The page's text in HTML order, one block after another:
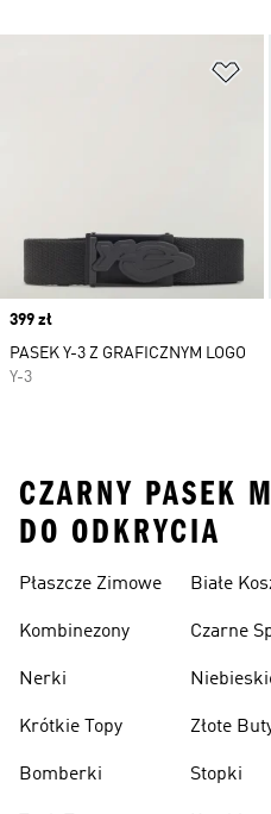
Price
399 zł
PASEK Y-3 Z GRAFICZNYM LOGO
Y-3
CZARNY PASEK
DO ODKRYCIA
Płaszcze Zimowe
Kombinezony
Nerki
Krótkie Topy
Bomberki
Białe
Czarne
Złote
Stopki